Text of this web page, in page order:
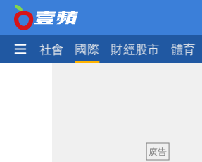
政治 社會 國際 財經股市 體育